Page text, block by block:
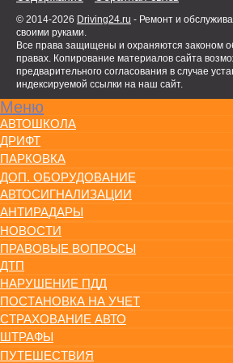
© 2014-2026 Driving24.ru - Ремонт и
своими руками.
Все права защищены и охраняются законом
правах. Копирование материалов сайта
предварительного согласования в случае
индексируемой ссылки на наш сайт.
Меню
АВТОШКОЛА
ДРИФТ
ПАРКОВКА
ДОП. ОБОРУДОВАНИЕ
АВТОСИГНАЛИЗАЦИИ
АНТИРАДАРЫ
НОВОСТИ
ПРАВОВЫЕ ВОПРОСЫ
ДТП
НАРУШЕНИЕ ПДД
ПОСТАНОВКА НА УЧЕТ
СТРАХОВАНИЕ АВТО
ШТРАФЫ
ПУТЕШЕСТВИЯ